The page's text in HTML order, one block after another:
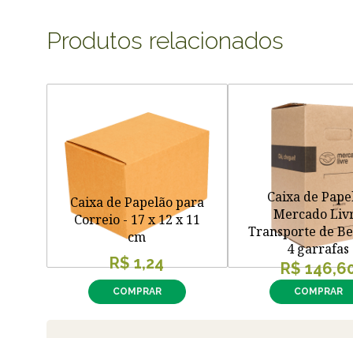
Produtos relacionados
Caixa de Papelão para
Correio - 17 x 12 x 11
cm
R$ 1,24
COMPRAR
Caixa de
Mercado
Transporte de
4 garrafas
R$
COMPRAR